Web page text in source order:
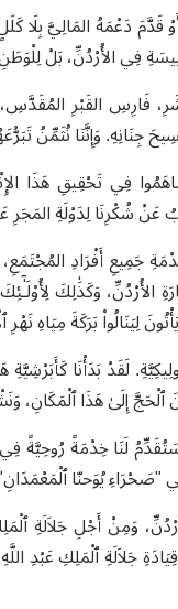
قَدَّمَ دَعْمَهُ المَالِيَّ بِلَا
فِي الأُرْدُنِّ، بَلْ
القَبْرِ المُقَدَّسِ،
جِنَانِهِ. وَإِنَّنَا
فِي تَحْقِيقِ هَذَا
شُكْرِنَا لِدَوْلَةِ المَجَرِ
جَمِيعِ أَفْرَادِ
الأُرْدُنِّ، وَكَذَٰلِكَ
لِيَنَالُوا۟ بَرَكَةَ مِيَاهِ
لَقَدْ بَدَأْنَا
إِلَىٰ هَذَا ٱلْمَكَانِ،
لَنَا خِدْمَةً رُوحِيَّةً
"صَحْرَاءِ يُوَحنّا
وَمِنْ أَجْلِ جَلاَلَةِ
جَلاَلَةِ ٱلْمَلِكِ عَبْدِ